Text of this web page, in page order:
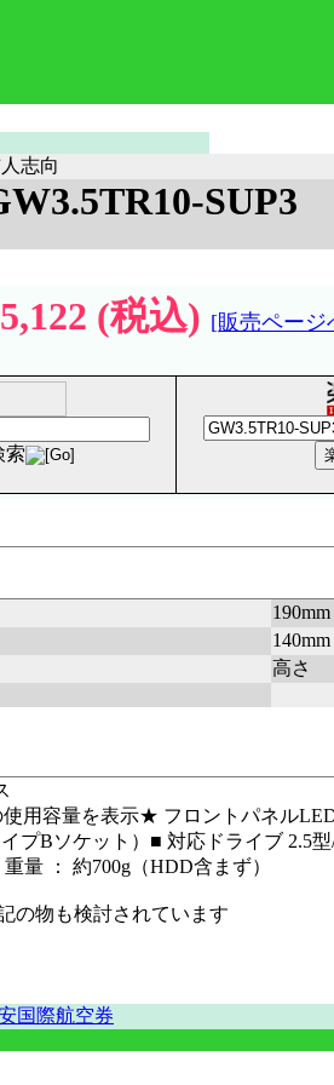
志向
SUP3
(税込) [販売ページ
索
190mm
140mm
高さ
用容量を表示★ フロントパネル
プBソケット）■ 対応ドライブ 2.5
量 ： 約700g（HDD含まず）
の物も検討されています
国際航空券